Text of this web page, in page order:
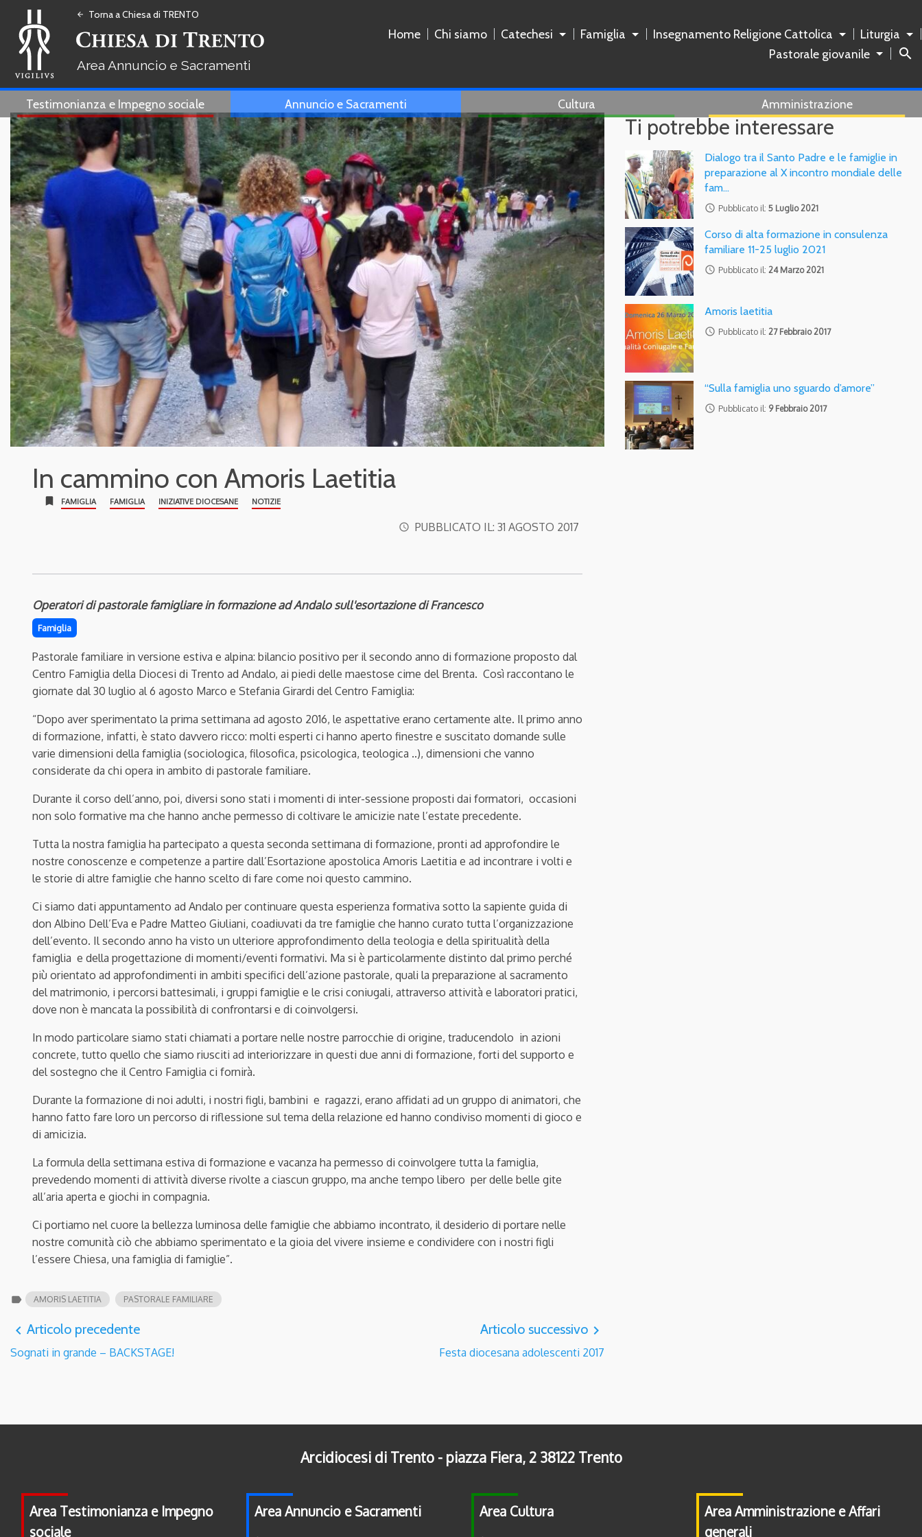
arrow_back Torna a Chiesa di TRENTO
Annuncio e Sacramenti
Home Chi siamo Catechesi Famiglia Insegnamento Religione Cattolica
Liturgia
Pastorale giovanile
search
Testimonianza e Impegno sociale Annuncio e Sacramenti Cultura Amministrazione
In cammino con Amoris Laetitia
bookmark FAMIGLIA FAMIGLIA INIZIATIVE DIOCESANE NOTIZIE
access_time PUBBLICATO IL: 31 AGOSTO 2017
Operatori di pastorale famigliare in formazione ad Andalo sull'esortazione di Francesco
Famiglia
Pastorale familiare in versione estiva e alpina: bilancio positivo per il secondo anno di formazione proposto dal
Centro Famiglia della Diocesi di Trento ad Andalo, ai piedi delle maestose cime del Brenta. Così raccontano le
giornate dal 30 luglio al 6 agosto Marco e Stefania Girardi del Centro Famiglia:
“Dopo aver sperimentato la prima settimana ad agosto 2016, le aspettative erano certamente alte. Il primo anno
di formazione, infatti, è stato davvero ricco: molti esperti ci hanno aperto finestre e suscitato domande sulle
varie dimensioni della famiglia (sociologica, filosofica, psicologica, teologica ..), dimensioni che vanno
considerate da chi opera in ambito di pastorale familiare.
Durante il corso dell’anno, poi, diversi sono stati i momenti di inter-sessione proposti dai formatori, occasioni
non solo formative ma che hanno anche permesso di coltivare le amicizie nate l’estate precedente.
Tutta la nostra famiglia ha partecipato a questa seconda settimana di formazione, pronti ad approfondire le
nostre conoscenze e competenze a partire dall’Esortazione apostolica Amoris Laetitia e ad incontrare i volti e
le storie di altre famiglie che hanno scelto di fare come noi questo cammino.
Ci siamo dati appuntamento ad Andalo per continuare questa esperienza formativa sotto la sapiente guida di
don Albino Dell’Eva e Padre Matteo Giuliani, coadiuvati da tre famiglie che hanno curato tutta l’organizzazione
dell’evento. Il secondo anno ha visto un ulteriore approfondimento della teologia e della spiritualità della
famiglia e della progettazione di momenti/eventi formativi. Ma si è particolarmente distinto dal primo perché
più orientato ad approfondimenti in ambiti specifici dell’azione pastorale, quali la preparazione al sacramento
del matrimonio, i percorsi battesimali, i gruppi famiglie e le crisi coniugali, attraverso attività e laboratori pratici,
dove non è mancata la possibilità di confrontarsi e di coinvolgersi.
In modo particolare siamo stati chiamati a portare nelle nostre parrocchie di origine, traducendolo in azioni
concrete, tutto quello che siamo riusciti ad interiorizzare in questi due anni di formazione, forti del supporto e
del sostegno che il Centro Famiglia ci fornirà.
Durante la formazione di noi adulti, i nostri figli, bambini e ragazzi, erano affidati ad un gruppo di animatori, che
hanno fatto fare loro un percorso di riflessione sul tema della relazione ed hanno condiviso momenti di gioco e
di amicizia.
La formula della settimana estiva di formazione e vacanza ha permesso di coinvolgere tutta la famiglia,
prevedendo momenti di attività diverse rivolte a ciascun gruppo, ma anche tempo libero per delle belle gite
all’aria aperta e giochi in compagnia.
Ci portiamo nel cuore la bellezza luminosa delle famiglie che abbiamo incontrato, il desiderio di portare nelle
nostre comunità ciò che abbiamo sperimentato e la gioia del vivere insieme e condividere con i nostri figli
l’essere Chiesa, una famiglia di famiglie”.
label AMORIS LAETITIA PASTORALE FAMILIARE
navigate_before Articolo precedente
Sognati in grande – BACKSTAGE!
Articolo successivo navigate_next
Festa diocesana adolescenti 2017
Ti potrebbe interessare
Dialogo tra il Santo Padre e le famiglie in
preparazione al X incontro mondiale delle
fam…
access_time Pubblicato il:5 Luglio 2021
Corso di alta formazione in consulenza
familiare 11-25 luglio 2021
access_time Pubblicato il: 24 Marzo 2021
Amoris laetitia
access_time Pubblicato il: 27 Febbraio 2017
“Sulla famiglia uno sguardo d’amore”
access_time Pubblicato il: 9 Febbraio 2017
Arcidiocesi di Trento - piazza Fiera, 2 38122 Trento
Area Testimonianza e Impegno
sociale
Area Annuncio e Sacramenti Area Cultura
Area Amministrazione e Affari
generali